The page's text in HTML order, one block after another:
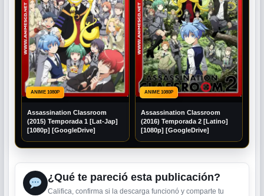
ANIME 1080P
Assassination Classroom
(2015) Temporada 1 [Lat-Jap]
[1080p] [GoogleDrive]
ANIME 1080P
Assassination Classroom
(2016) Temporada 2 [Latino]
[1080p] [GoogleDrive]
¿Qué te pareció esta publicación?
Califica, confirma si la descarga funcionó y comparte tu